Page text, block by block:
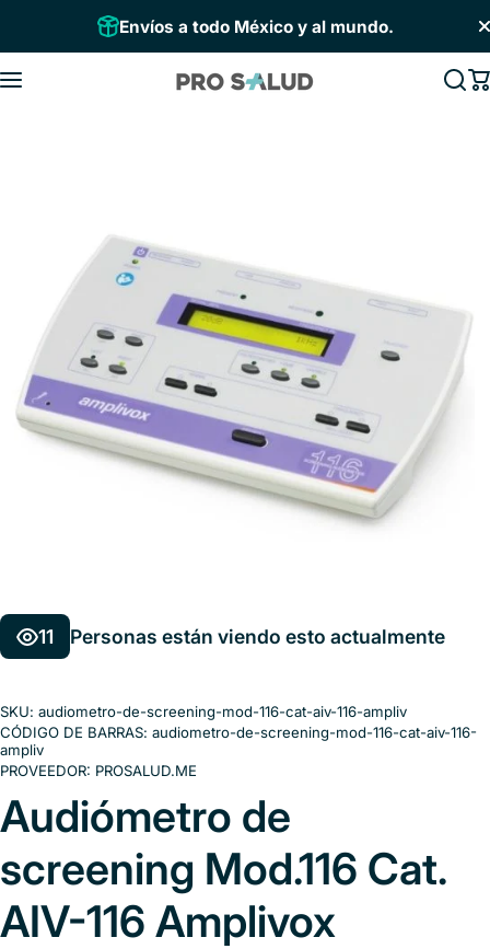
Saltar al contenido
Envíos a todo México y al mundo.
11 Personas están viendo esto actualmente
SKU: audiometro-de-screening-mod-116-cat-aiv-116-ampliv
CÓDIGO DE BARRAS: audiometro-de-screening-mod-116-cat-aiv-116-
ampliv
PROVEEDOR: PROSALUD.ME
Audiómetro de
screening Mod.116 Cat.
AIV-116 Amplivox